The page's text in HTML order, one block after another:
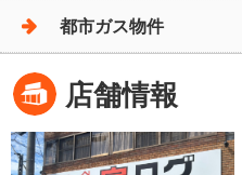
都市ガス物件
店舗情報